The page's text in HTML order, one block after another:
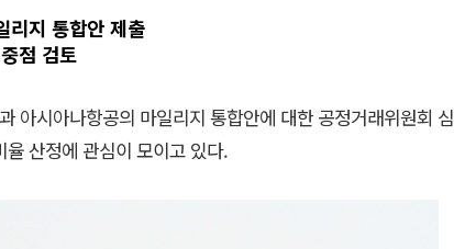
리지 통합안 제출
점 검토
아시아나항공의 마일리지 통합안에 대한 공정거래위원회 심
산정에 관심이 모이고 있다.